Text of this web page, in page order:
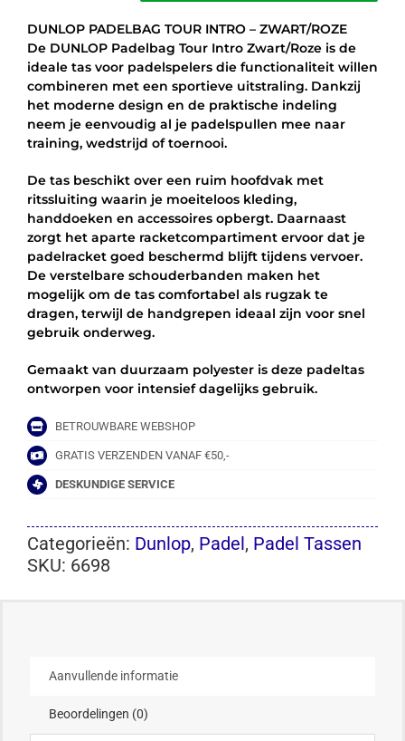
ZWART/ROZE
DUNLOP PADELBAG TOUR INTRO – ZWART/ROZE
De DUNLOP Padelbag Tour Intro Zwart/Roze is de
ideale tas voor padelspelers die functionaliteit willen
combineren met een sportieve uitstraling. Dankzij
het moderne design en de praktische indeling
neem je eenvoudig al je padelspullen mee naar
training, wedstrijd of toernooi.
De tas beschikt over een ruim hoofdvak met
ritssluiting waarin je moeiteloos kleding,
handdoeken en accessoires opbergt. Daarnaast
zorgt het aparte racketcompartiment ervoor dat je
padelracket goed beschermd blijft tijdens vervoer.
De verstelbare schouderbanden maken het
mogelijk om de tas comfortabel als rugzak te
dragen, terwijl de handgrepen ideaal zijn voor snel
gebruik onderweg.
Gemaakt van duurzaam polyester is deze padeltas
ontworpen voor intensief dagelijks gebruik.
BETROUWBARE WEBSHOP
GRATIS VERZENDEN VANAF €50,-
DESKUNDIGE SERVICE
Categorieën: Dunlop, Padel, Padel Tassen
SKU: 6698
Aanvullende informatie
Beoordelingen (0)